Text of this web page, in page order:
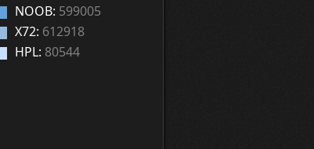
NOOB: 599005
X72: 612918
HPL: 80544